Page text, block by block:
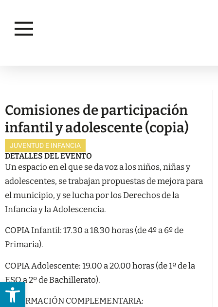
Comisiones de participación
infantil y adolescente (copia)
JUVENTUD E INFANCIA
DETALLES DEL EVENTO
Un espacio en el que se da voz a los niños, niñas y
adolescentes, se trabajan propuestas de mejora para
el municipio, y se lucha por los Derechos de la
Infancia y la Adolescencia.
COPIA Infantil: 17.30 a 18.30 horas (de 4º a 6º de
Primaria).
COPIA Adolescente: 19.00 a 20.00 horas (de 1º de la
ESO a 2º de Bachillerato).
INFORMACIÓN COMPLEMENTARIA:
Abrir barra de herramientas